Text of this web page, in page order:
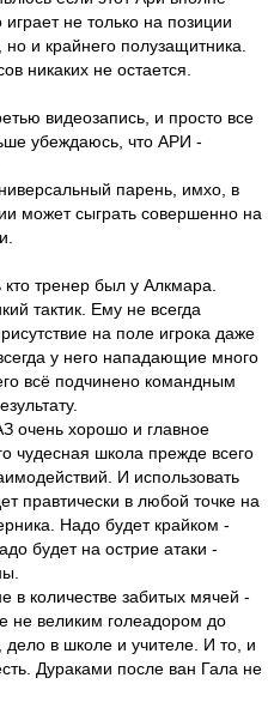
не только на позиции
и крайнего полузащитника.
никаких не остается.
видеозапись, и просто все
убеждаюсь, что АРИ -
парень, имхо, в
может сыграть совершенно на
тренер был у Алкмара.
тактик. Ему не всегда
на поле игрока даже
у него нападающие много
всё подчинено командным
очень хорошо и главное
чудесная школа прежде всего
И использовать
правтически в любой точке на
Надо будет крайком -
будет на острие атаки -
в количестве забитых мячей -
не великим голеадором до
в школе и учителе. И то, и
Дураками после ван Гала не